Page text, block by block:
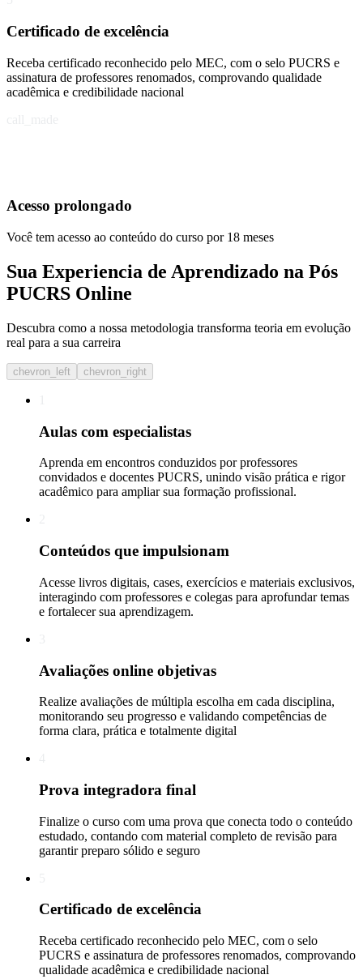
Certificado de excelência
Receba certificado reconhecido pelo MEC, com o selo PUCRS e
assinatura de professores renomados, comprovando qualidade
acadêmica e credibilidade nacional
Acesso prolongado
Você tem acesso ao conteúdo do curso por 18 meses
Sua Experiencia de Aprendizado na Pós
PUCRS Online
Descubra como a nossa metodologia transforma teoria em evolução
real para a sua carreira​
chevron_left chevron_right
Aulas com especialistas
Aprenda em encontros conduzidos por professores
convidados e docentes PUCRS, unindo visão prática e rigor
acadêmico para ampliar sua formação profissional.
Conteúdos que impulsionam
Acesse livros digitais, cases, exercícios e materiais exclusivos,
interagindo com professores e colegas para aprofundar temas
e fortalecer sua aprendizagem.
Avaliações online objetivas
Realize avaliações de múltipla escolha em cada disciplina,
monitorando seu progresso e validando competências de
forma clara, prática e totalmente digital
Prova integradora final
Finalize o curso com uma prova que conecta todo o conteúdo
estudado, contando com material completo de revisão para
garantir preparo sólido e seguro
Certificado de excelência
Receba certificado reconhecido pelo MEC, com o selo
PUCRS e assinatura de professores renomados, comprovando
qualidade acadêmica e credibilidade nacional